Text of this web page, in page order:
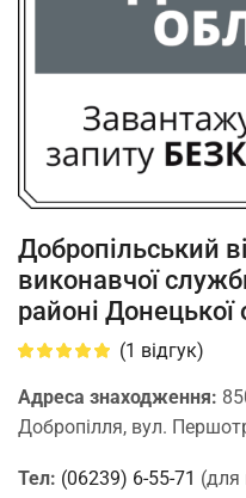
Добропільський
виконавчої
районі Донецької
(1 відгук)
Адреса знаходження:
Добропілля, вул.
Тел: (06239) 6-55-71 (для